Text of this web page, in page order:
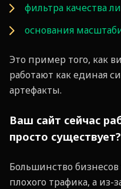
фильтра качества
основания
Это пример того, как
работают как единая
артефакты.
Ваш сайт сейчас
просто существует?
Большинство
плохого трафика, а из-